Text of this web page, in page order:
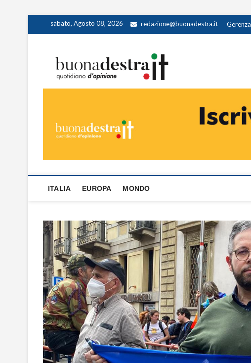
sabato, Agosto 08, 2026 redazione@buonadestra.it Gerenza
ITALIA EUROPA MONDO